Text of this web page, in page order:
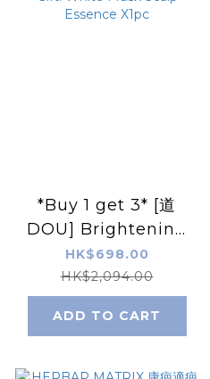
*Buy 1 get 3* [道
DOU] Brightening
Press-in Mask &
Mousse Pack 70g
X2pcs + Gift: White
Musk Scalp
HK$698.00
HK$2,094.00
ADD TO CART